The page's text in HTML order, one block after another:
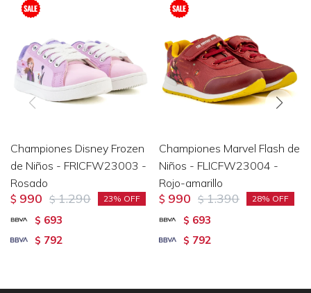
Championes Disney Frozen
de Niños - FRICFW23003 -
Rosado
$ 990 $ 1.290 23
$ 693
$ 792
Championes Marvel Flash de
Niños - FLICFW23004 -
Rojo-amarillo
$ 990 $ 1.390 28
$ 693
$ 792